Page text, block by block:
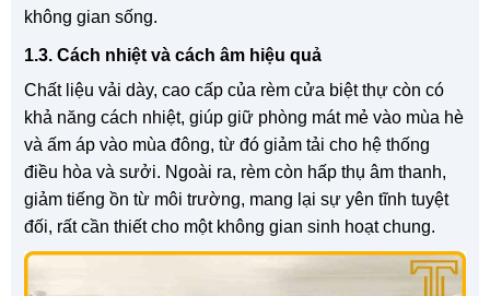
không gian sống.
1.3. Cách nhiệt và cách âm hiệu quả
Chất liệu vải dày, cao cấp của rèm cửa biệt thự còn có
khả năng cách nhiệt, giúp giữ phòng mát mẻ vào mùa hè
và ấm áp vào mùa đông, từ đó giảm tải cho hệ thống
điều hòa và sưởi. Ngoài ra, rèm còn hấp thụ âm thanh,
giảm tiếng ồn từ môi trường, mang lại sự yên tĩnh tuyệt
đối, rất cần thiết cho một không gian sinh hoạt chung.